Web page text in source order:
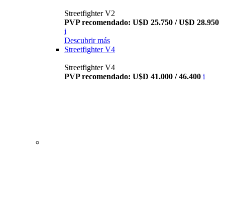
Streetfighter V2
PVP recomendado: U$D 25.750 / U$D 28.950
i
Descubrir más
Streetfighter V4
Streetfighter V4
PVP recomendado: U$D 41.000 / 46.400 i